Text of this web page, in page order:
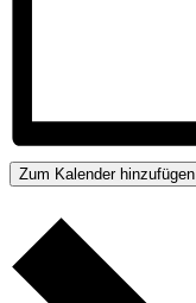
Zum Kalender hinzufügen